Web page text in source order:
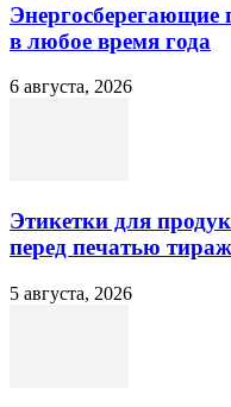
в любое время года
6 августа, 2026
Этикетки для
перед печатью
5 августа, 2026